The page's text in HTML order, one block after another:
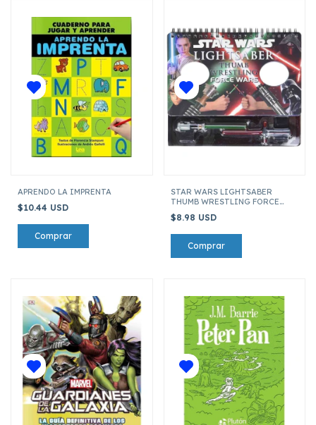
APRENDO LA IMPRENTA
$10.44 USD
STAR WARS LIGHTSABER
THUMB WRESTLING FORCE
$8.98 USD